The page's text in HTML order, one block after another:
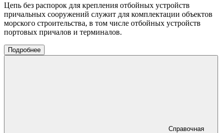
Цепь без распорок для крепления отбойных устройств
причальных сооружений служит для комплектации объектов
морского строительства, в том числе отбойных устройств
портовых причалов и терминалов.
Подробнее
Справочная